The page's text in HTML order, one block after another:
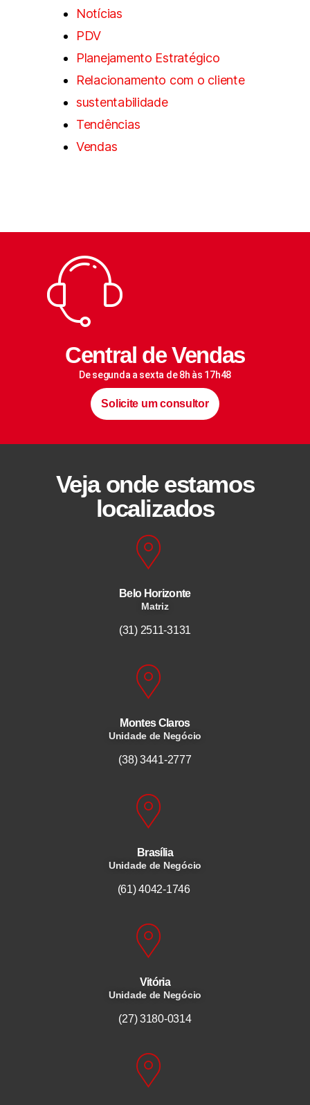
Notícias
PDV
Planejamento Estratégico
Relacionamento com o cliente
sustentabilidade
Tendências
Vendas
Central de Vendas
De segunda a sexta de 8h às 17h48
Solicite um consultor
Veja onde estamos
localizados
Belo Horizonte
Matriz
(31) 2511-3131
Montes Claros
Unidade de Negócio
(38) 3441-2777
Brasília
Unidade de Negócio
(61) 4042-1746
Vitória
Unidade de Negócio
(27) 3180-0314